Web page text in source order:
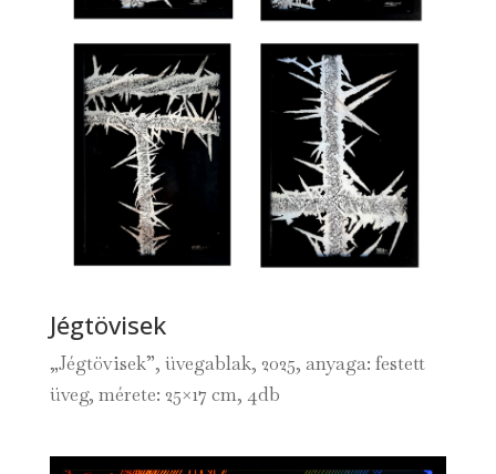
Jégtövisek
„Jégtövisek”, üvegablak, 2025, anyaga: festett
üveg, mérete: 25×17 cm, 4db